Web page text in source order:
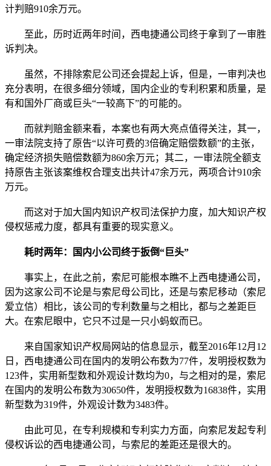
计判赔910余万元。
至此，历时近两年时间，西电捷通公司终于拿到了一审胜
诉判决。
虽然，不排除索尼公司还会提起上诉，但是，一审判决也
充分表明，在很多细分领域，国内企业的专利积累和质量，是
有和国外厂商或巨头“一较高下”的可能的。
而就判赔金额来看，本案也有两大亮点值得关注，其一，
一审法院支持了原告“以许可费的3倍确定赔偿数额”的主张，
确定经济损失赔偿数额为860余万元；其二，一审法院全额支
持原告主张该案维权合理支出共计47余万元，两项合计910余
万元。
而这对于加大国内知识产权司法保护力度，加大知识产权
侵权惩戒力度，都具有重要的现实意义。
耗时两年：国内小公司终于扳倒“巨头”
事实上，在此之前，索尼可能根本瞧不上西电捷通公司，
因为这家公司不论是与索尼母公司比，还是与索尼移动（索尼
爱立信）相比，该公司的专利数量与之相比，都与之差距巨
大。在索尼眼中，它只不过是一只小蚂蚁而已。
来自国家知识产权局网站的信息显示，截至2016年12月12
日，西电捷通公司在国内的发明公布数为77件，发明授权数为
123件，实用新型数和外观设计数均为0，与之相对的是，索尼
在国内的发明公布数为30650件，发明授权数为16838件，实用
新型数为319件，外观设计数为3483件。
由此可见，在专利规模和专利实力方面，向索尼发起专利
侵权诉讼的西电捷通公司，与索尼的差距还是很大的。